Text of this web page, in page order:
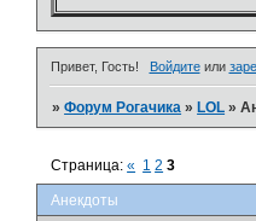
Привет, Гость! Войдитеили
»Форум Рогачика »LOL »
Анекдоты
Страница:« 1 2 3